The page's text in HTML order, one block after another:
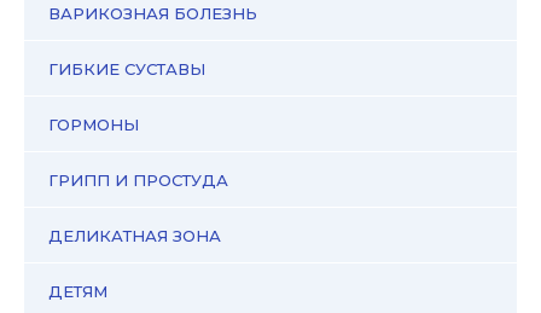
ВАРИКОЗНАЯ БОЛЕЗНЬ
ГИБКИЕ СУСТАВЫ
ГОРМОНЫ
ГРИПП И ПРОСТУДА
ДЕЛИКАТНАЯ ЗОНА
ДЕТЯМ